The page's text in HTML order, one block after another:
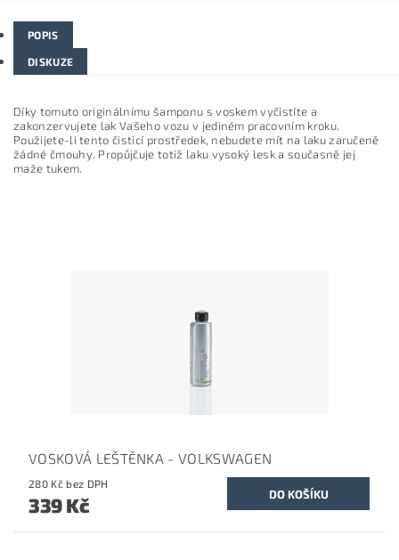
POPIS
DISKUZE
Díky tomuto originálnímu šamponu s voskem vyčistíte a
zakonzervujete lak Vašeho vozu v jediném pracovním kroku.
Použijete-li tento čisticí prostředek, nebudete mít na laku zaručeně
žádné čmouhy. Propůjčuje totiž laku vysoký lesk a současně jej
maže tukem.
VOSKOVÁ LEŠTĚNKA - VOLKSWAGEN
280 Kč bez DPH
339 Kč